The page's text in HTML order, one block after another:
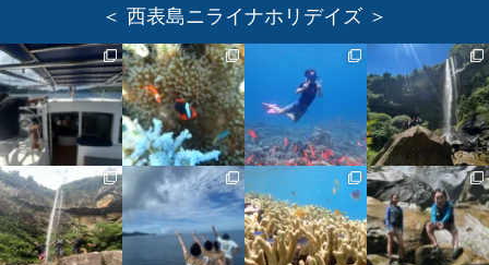
＜ 西表島ニライナホリデイズ ＞